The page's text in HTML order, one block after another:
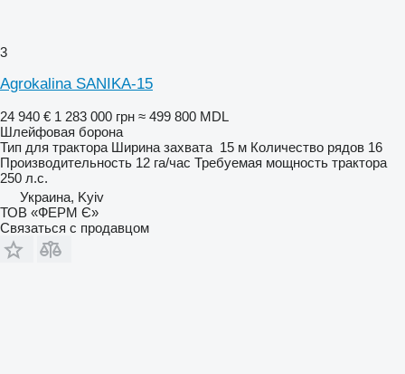
3
Agrokalina SANIKA-15
24 940 € 1 283 000 грн ≈ 499 800 MDL
Шлейфовая борона
Тип для трактора Ширина захвата 15 м Количество рядов 16
Производительность 12 га/час Требуемая мощность трактора
250 л.с.
Украина, Kyiv
ТОВ «ФЕРМ Є»
Связаться с продавцом